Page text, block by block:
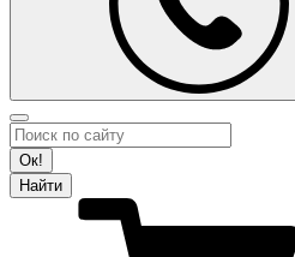
Ок!
Найти